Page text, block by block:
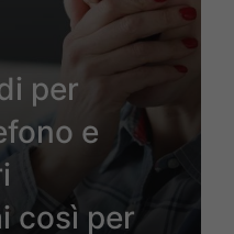
per
e
così per